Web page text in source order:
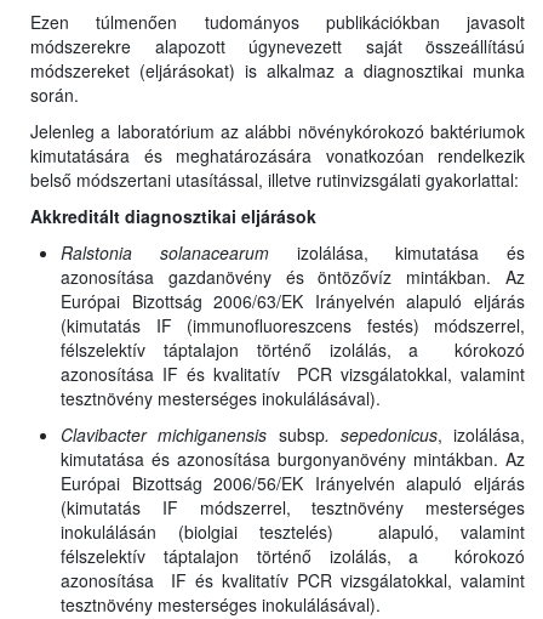
Ezen túlmenően tudományos publikációkban javasolt
módszerekre alapozott úgynevezett saját összeállítású
módszereket (eljárásokat) is alkalmaz a diagnosztikai munka
során.
Jelenleg a laboratórium az alábbi növénykórokozó baktériumok
kimutatására és meghatározására vonatkozóan rendelkezik
belső módszertani utasítással, illetve rutinvizsgálati gyakorlattal:
Akkreditált diagnosztikai eljárások
Ralstonia solanacearum izolálása, kimutatása és
azonosítása gazdanövény és öntözővíz mintákban. Az
Európai Bizottság 2006/63/EK Irányelvén alapuló eljárás
(kimutatás IF (immunofluoreszcens festés) módszerrel,
félszelektív táptalajon történő izolálás, a kórokozó
azonosítása IF és kvalitatív PCR vizsgálatokkal, valamint
tesztnövény mesterséges inokulálásával).
Clavibacter michiganensis subsp. sepedonicus, izolálása,
kimutatása és azonosítása burgonyanövény mintákban. Az
Európai Bizottság 2006/56/EK Irányelvén alapuló eljárás
(kimutatás IF módszerrel, tesztnövény mesterséges
inokulálásán (biolgiai tesztelés) alapuló, valamint
félszelektív táptalajon történő izolálás, a kórokozó
azonosítása IF és kvalitatív PCR vizsgálatokkal, valamint
tesztnövény mesterséges inokulálásával).